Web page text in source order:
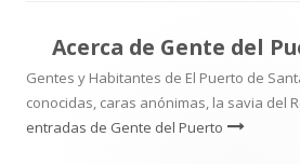
Acerca de Gente del
Gentes y Habitantes de El Puerto de
conocidas, caras anónimas, la savia del
entradas de Gente del Puerto